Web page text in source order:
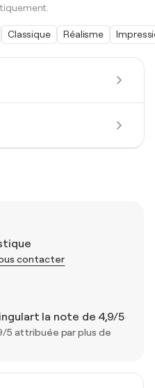
contacter
la note de 4,9/5
5 attribuée par plus de
Classique Réalisme